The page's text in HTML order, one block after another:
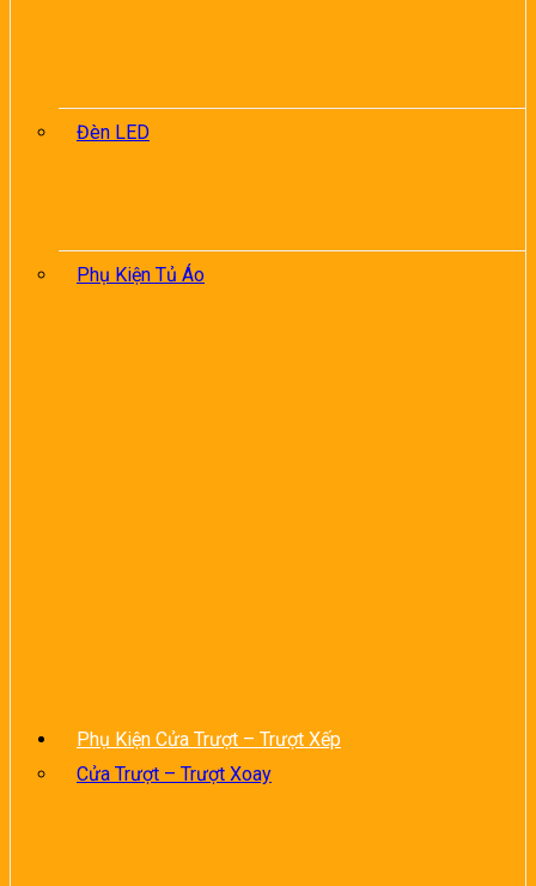
Đèn LED
Phụ Kiện Tủ Áo
Phụ Kiện Cửa Trượt – Trượt Xếp
Cửa Trượt – Trượt Xoay